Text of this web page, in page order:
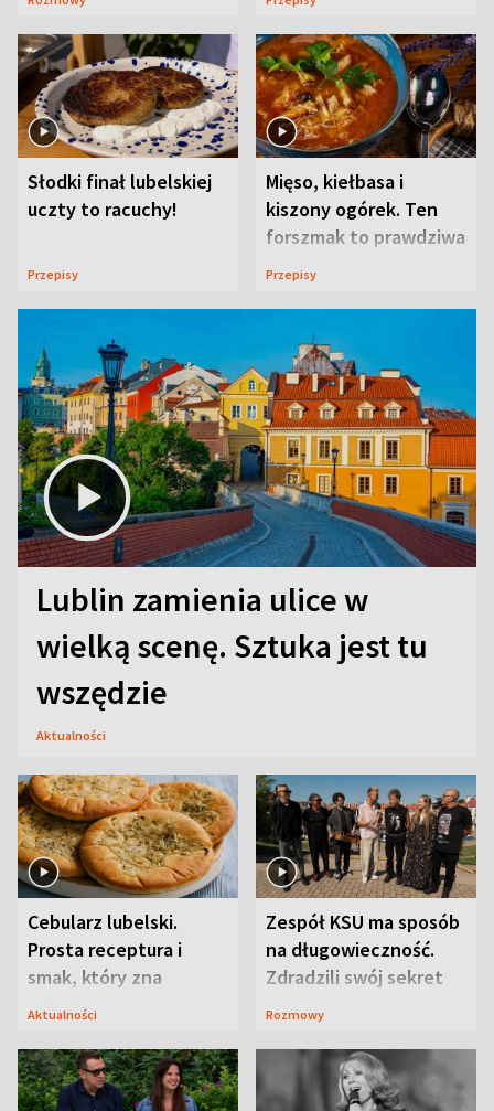
Słodki finał lubelskiej
uczty to racuchy!
Przepisy
Mięso, kiełbasa i
kiszony ogórek. Ten
forszmak to prawdziwa
uczta
Przepisy
Lublin zamienia ulice w
wielką scenę. Sztuka jest tu
wszędzie
Aktualności
Cebularz lubelski.
Prosta receptura i
smak, który zna
Lubelszczyzna
Aktualności
Zespół KSU ma sposób
na długowieczność.
Zdradzili swój sekret
Rozmowy